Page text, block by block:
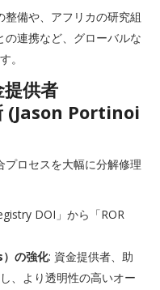
整備や、アフリカの研究組
の連携など、グローバルな
。
供者
(Jason Portinoi
ロセスを大幅に分解修理
DOI」から「ROR
の強化: 資金提供者、助
、より透明性の高いオー